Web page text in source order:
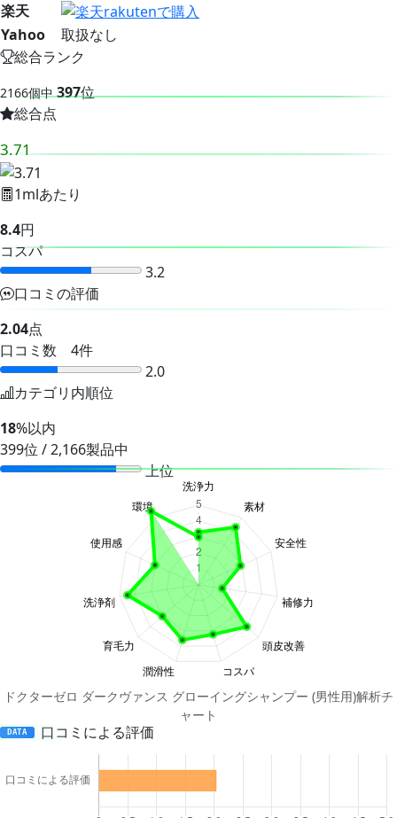
楽天
Yahoo
取扱なし
総合ランク
2166個中 397位
総合点
3.71
1mlあたり
8.4円
コスパ
3.2
口コミの評価
2.04点
口コミ数 4件
2.0
カテゴリ内順位
18%以内
399位 / 2,166製品中
上位
ドクターゼロ ダークヴァンス グローイングシャンプー (男性用)解析チ
ャート
DATA 口コミによる評価